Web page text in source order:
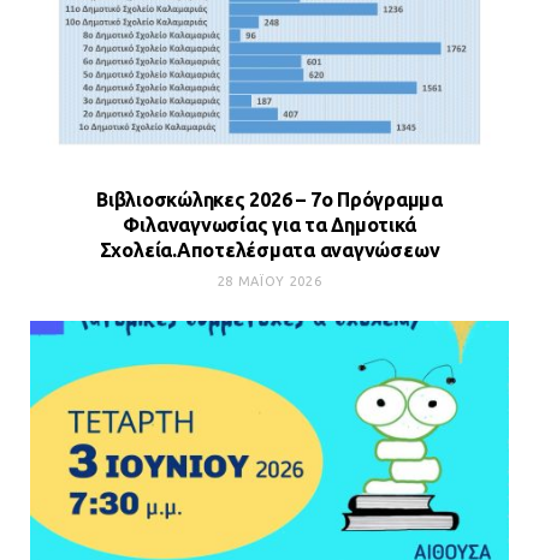
Βιβλιοσκώληκες 2026 – 7ο Πρόγραμμα
Φιλαναγνωσίας για τα Δημοτικά
Σχολεία.Αποτελέσματα αναγνώσεων
28 ΜΑΪ́ΟΥ 2026